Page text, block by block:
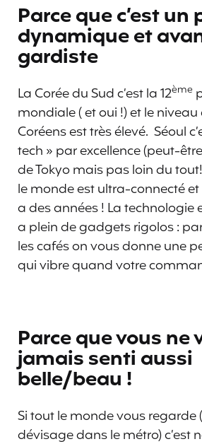
Parce que c’est un
dynamique et
gardiste
La Corée du Sud c’est la 12ème
mondiale ( et oui !) et le
Coréens est très élevé. Séoul
tech » par excellence (peut-
de Tokyo mais pas loin du
le monde est ultra-connecté et
a des années ! La technologie
a plein de gadgets rigolos :
les cafés on vous donne une
qui vibre quand votre
Parce que vous ne
jamais senti aussi
belle/beau !
Si tout le monde vous regarde
dévisage dans le métro) c’est